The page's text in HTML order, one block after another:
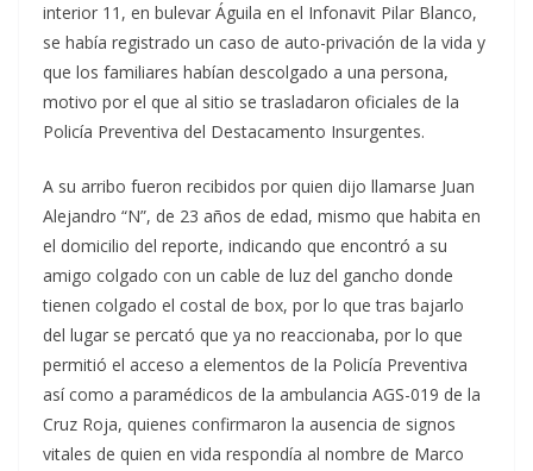
interior 11, en bulevar Águila en el Infonavit Pilar Blanco,
se había registrado un caso de auto-privación de la vida y
que los familiares habían descolgado a una persona,
motivo por el que al sitio se trasladaron oficiales de la
Policía Preventiva del Destacamento Insurgentes.
A su arribo fueron recibidos por quien dijo llamarse Juan
Alejandro “N”, de 23 años de edad, mismo que habita en
el domicilio del reporte, indicando que encontró a su
amigo colgado con un cable de luz del gancho donde
tienen colgado el costal de box, por lo que tras bajarlo
del lugar se percató que ya no reaccionaba, por lo que
permitió el acceso a elementos de la Policía Preventiva
así como a paramédicos de la ambulancia AGS-019 de la
Cruz Roja, quienes confirmaron la ausencia de signos
vitales de quien en vida respondía al nombre de Marco